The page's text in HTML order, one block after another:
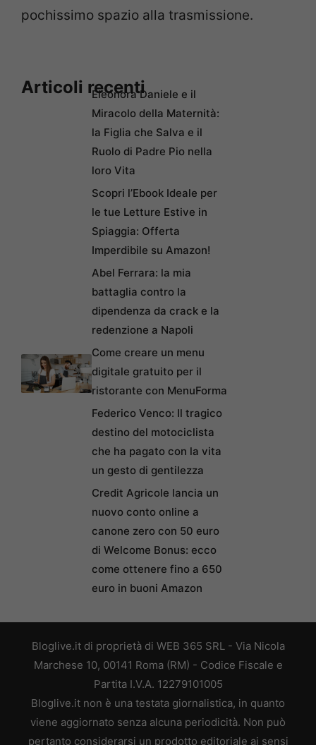
pochissimo spazio alla trasmissione.
Articoli recentiEleonora Daniele e il
Miracolo della Maternità:
la Figlia che Salva e il
Ruolo di Padre Pio nella
loro Vita
Scopri l’Ebook Ideale per
le tue Letture Estive in
Spiaggia: Offerta
Imperdibile su Amazon!
Abel Ferrara: la mia
battaglia contro la
dipendenza da crack e la
redenzione a Napoli
Come creare un menu
digitale gratuito per il
ristorante con MenuForma
Federico Venco: Il tragico
destino del motociclista
che ha pagato con la vita
un gesto di gentilezza
Credit Agricole lancia un
nuovo conto online a
canone zero con 50 euro
di Welcome Bonus: ecco
come ottenere fino a 650
euro in buoni Amazon
Bloglive.it di proprietà di WEB 365 SRL - Via Nicola
Marchese 10, 00141 Roma (RM) - Codice Fiscale e
Partita I.V.A. 12279101005
Bloglive.it non è una testata giornalistica, in quanto
viene aggiornato senza alcuna periodicità. Non può
pertanto considerarsi un prodotto editoriale ai sensi